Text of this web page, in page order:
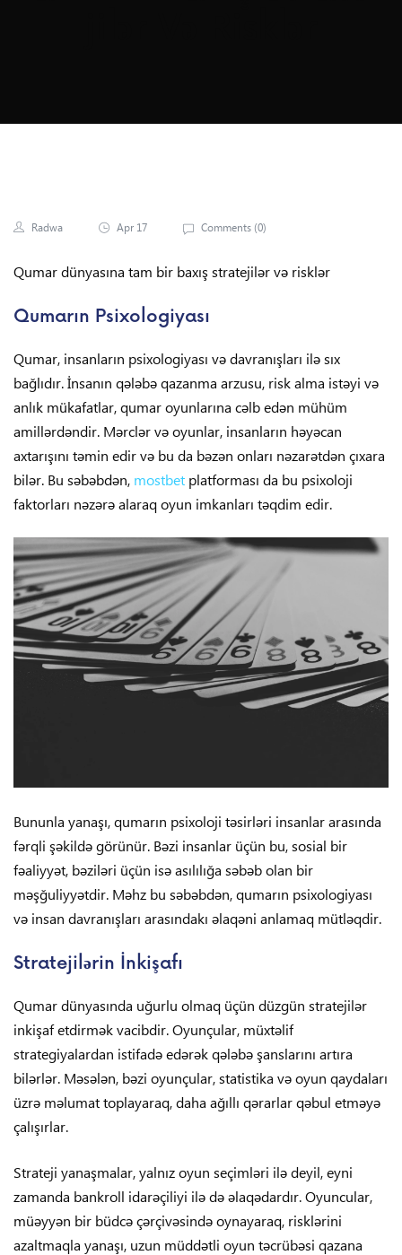
Radwa Apr 17 Comments (0)
Qumar dünyasına tam bir baxış stratejilər və risklər
Qumarın Psixologiyası
Qumar, insanların psixologiyası və davranışları ilə sıx
bağlıdır. İnsanın qələbə qazanma arzusu, risk alma istəyi və
anlık mükafatlar, qumar oyunlarına cəlb edən mühüm
amillərdəndir. Mərclər və oyunlar, insanların həyəcan
axtarışını təmin edir və bu da bəzən onları nəzarətdən çıxara
bilər. Bu səbəbdən, mostbet platforması da bu psixoloji
faktorları nəzərə alaraq oyun imkanları təqdim edir.
Bununla yanaşı, qumarın psixoloji təsirləri insanlar arasında
fərqli şəkildə görünür. Bəzi insanlar üçün bu, sosial bir
fəaliyyət, bəziləri üçün isə asılılığa səbəb olan bir
məşğuliyyətdir. Məhz bu səbəbdən, qumarın psixologiyası
və insan davranışları arasındakı əlaqəni anlamaq mütləqdir.
Stratejilərin İnkişafı
Qumar dünyasında uğurlu olmaq üçün düzgün stratejilər
inkişaf etdirmək vacibdir. Oyunçular, müxtəlif
strategiyalardan istifadə edərək qələbə şanslarını artıra
bilərlər. Məsələn, bəzi oyunçular, statistika və oyun qaydaları
üzrə məlumat toplayaraq, daha ağıllı qərarlar qəbul etməyə
çalışırlar.
Strateji yanaşmalar, yalnız oyun seçimləri ilə deyil, eyni
zamanda bankroll idarəçiliyi ilə də əlaqədardır. Oyuncular,
müəyyən bir büdcə çərçivəsində oynayaraq, risklərini
azaltmaqla yanaşı, uzun müddətli oyun təcrübəsi qazana